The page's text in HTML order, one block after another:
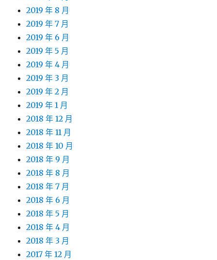
2019 年 8 月
2019 年 7 月
2019 年 6 月
2019 年 5 月
2019 年 4 月
2019 年 3 月
2019 年 2 月
2019 年 1 月
2018 年 12 月
2018 年 11 月
2018 年 10 月
2018 年 9 月
2018 年 8 月
2018 年 7 月
2018 年 6 月
2018 年 5 月
2018 年 4 月
2018 年 3 月
2017 年 12 月